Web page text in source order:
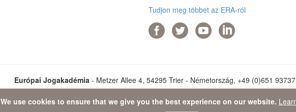
We use cookies to ensure that we give you the best experience on our website.
Tudjon meg többet az ERA-ról
Európai Jogakadémia - Metzer Allee 4, 54295 Trier - Németország, +49 (0)651